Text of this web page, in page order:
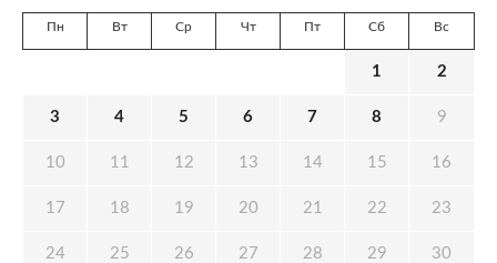
Пн Вт Ср Чт Пт Сб Вс
1 2
3 4 5 6 7 8 9
10 11 12 13 14 15 16
17 18 19 20 21 22 23
24 25 26 27 28 29 30